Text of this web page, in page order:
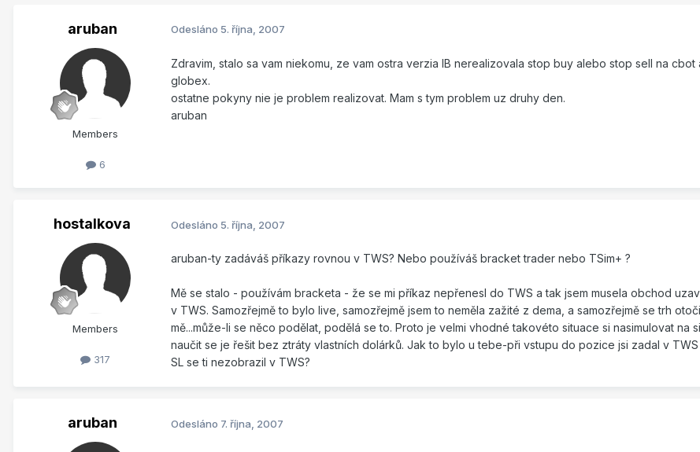
aruban
Members
6
Odesláno 5. října, 2007
Zdravim, stalo sa vam niekomu, ze vam ostra verzia IB nerealizovala stop buy alebo stop sell na cbot
globex.
ostatne pokyny nie je problem realizovat. Mam s tym problem uz druhy den.
aruban
hostalkova
Members
317
Odesláno 5. října, 2007
aruban-ty zadáváš příkazy rovnou v TWS? Nebo používáš bracket trader nebo TSim+ ?
Mě se stalo - používám bracketa - že se mi příkaz nepřenesl do TWS a tak jsem musela obchod
v TWS. Samozřejmě to bylo live, samozřejmě jsem to neměla zažité z dema, a samozřejmě se trh
mě...může-li se něco podělat, podělá se to. Proto je velmi vhodné takovéto situace si nasimulovat na
naučit se je řešit bez ztráty vlastních dolárků. Jak to bylo u tebe-při vstupu do pozice jsi zadal v TWS
SL se ti nezobrazil v TWS?
aruban Odesláno 7. října, 2007